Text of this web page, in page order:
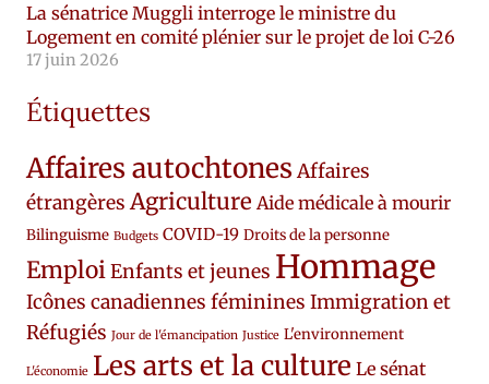
La sénatrice Muggli interroge le ministre du
Logement en comité plénier sur le projet de loi C-26
17 juin 2026
Étiquettes
Affaires autochtones Affaires
étrangères Agriculture Aide médicale à mourir
Bilinguisme Budgets COVID-19 Droits de la personne
EmploiEnfants et jeunes Hommage
Icônes canadiennes féminines Immigration et
Réfugiés Jour de l'émancipation Justice L'environnement
L'économie Les arts et la culture Le sénat